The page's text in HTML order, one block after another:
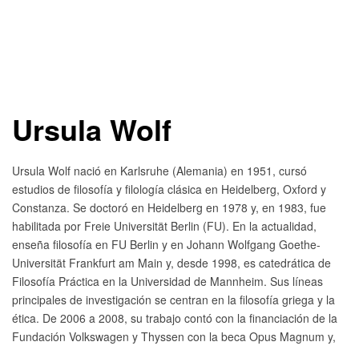
Ursula Wolf
Ursula Wolf nació en Karlsruhe (Alemania) en 1951, cursó
estudios de filosofía y filología clásica en Heidelberg, Oxford y
Constanza. Se doctoró en Heidelberg en 1978 y, en 1983, fue
habilitada por Freie Universität Berlin (FU). En la actualidad,
enseña filosofía en FU Berlin y en Johann Wolfgang Goethe-
Universität Frankfurt am Main y, desde 1998, es catedrática de
Filosofía Práctica en la Universidad de Mannheim. Sus líneas
principales de investigación se centran en la filosofía griega y la
ética. De 2006 a 2008, su trabajo contó con la financiación de la
Fundación Volkswagen y Thyssen con la beca Opus Magnum y,